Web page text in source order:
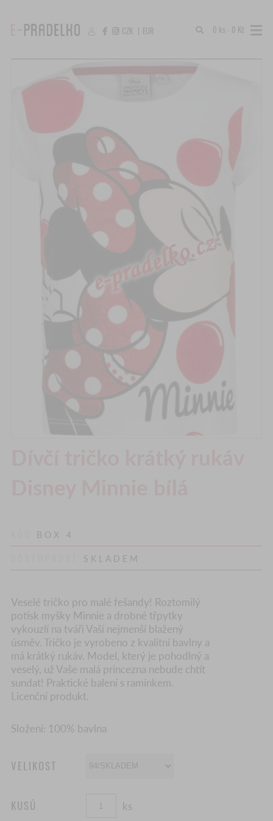
CZK | EUR 0 ks - 0 Kč
BOX 4
SKLADEM
Veselé tričko pro malé fešandy! Roztomilý
potisk myšky Minnie a drobné třpytky
vykouzlí na tváři Vaší nejmenší blažený
úsměv. Tričko je vyrobeno z kvalitní bavlny a
má krátký rukáv. Model, který je pohodlný a
veselý, už Vaše malá princezna nebude chtít
sundat! Praktické balení s ramínkem.
Licenční produkt.
Složení: 100% bavlna
VELIKOST
KUSŮ ks